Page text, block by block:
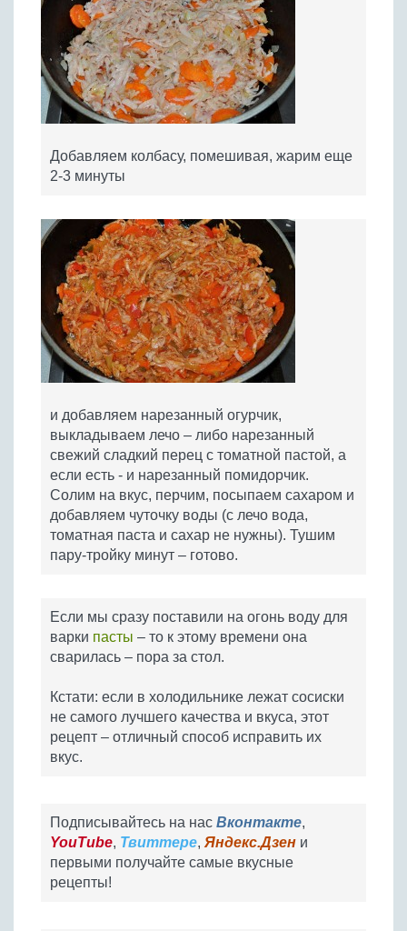
Добавляем колбасу, помешивая, жарим еще
2-3 минуты
и добавляем нарезанный огурчик,
выкладываем лечо – либо нарезанный
свежий сладкий перец с томатной пастой, а
если есть - и нарезанный помидорчик.
Солим на вкус, перчим, посыпаем сахаром и
добавляем чуточку воды (с лечо вода,
томатная паста и сахар не нужны). Тушим
пару-тройку минут – готово.
Если мы сразу поставили на огонь воду для
варки пасты – то к этому времени она
сварилась – пора за стол.
Кстати: если в холодильнике лежат сосиски
не самого лучшего качества и вкуса, этот
рецепт – отличный способ исправить их
вкус.
Подписывайтесь на нас Вконтакте,
YouTube, Твиттере, Яндекс.Дзен и
первыми получайте самые вкусные
рецепты!